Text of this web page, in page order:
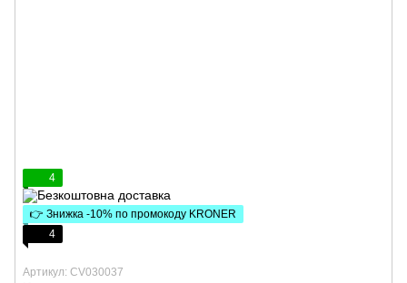
4
👉 Знижка -10% по промокоду KRONER
4
Артикул: CV030037